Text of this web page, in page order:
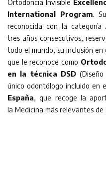
Ortodoncia Invisible
International Program.
reconocida con la categoría
tres años consecutivos,
todo el mundo, su inclusión en
que le reconoce como
en la técnica DSD(Diseño
único odontólogo incluido en
España, que recoge la
la Medicina más relevantes de